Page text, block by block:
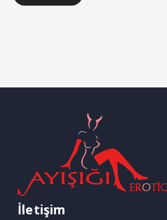
İletişim